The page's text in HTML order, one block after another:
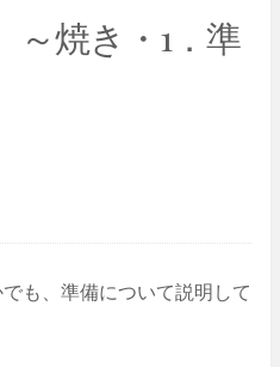
焼き・1．準
も、準備について説明して